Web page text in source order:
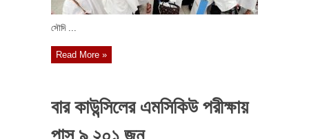
সৌদি ...
Read More »
বার কাউন্সিলের এমসিকিউ পরীক্ষায়
পাস ৯,২০১ জন